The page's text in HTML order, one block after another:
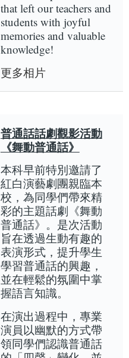
that left our teachers and
students with joyful
memories and valuable
knowledge!
更多相片
普通話話劇觀影活動
《舞動普通話》
本科早前特別邀請了
紅白演藝劇團親臨本
校，為同學們帶來精
彩的主題話劇《舞動
普通話》。是次活動
旨在透過生動有趣的
表演形式，提升學生
學習普通話的興趣，
並在輕鬆的氛圍中掌
握語言知識。
在演出過程中，專業
演員以幽默的方式帶
領同學們認識普通話